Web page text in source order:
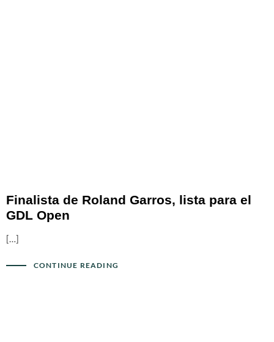
Finalista de Roland Garros, lista para el
GDL Open
[…]
CONTINUE READING